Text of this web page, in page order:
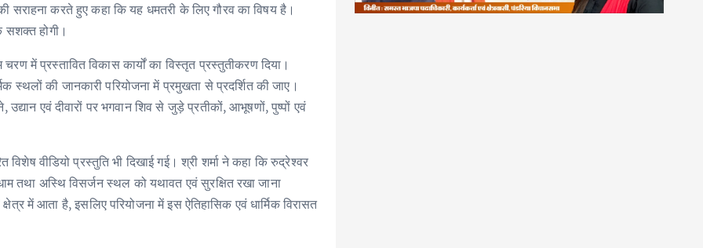
सराहना करते हुए कहा कि यह धमतरी के लिए गौरव का विषय है।
सशक्त होगी।
में प्रस्तावित विकास कार्यों का विस्तृत प्रस्तुतीकरण दिया।
स्थलों की जानकारी परियोजना में प्रमुखता से प्रदर्शित की जाए।
उद्यान एवं दीवारों पर भगवान शिव से जुड़े प्रतीकों, आभूषणों, पुष्पों एवं
विशेष वीडियो प्रस्तुति भी दिखाई गई। श्री शर्मा ने कहा कि रुद्रेश्वर
तथा अस्थि विसर्जन स्थल को यथावत एवं सुरक्षित रखा जाना
में आता है, इसलिए परियोजना में इस ऐतिहासिक एवं धार्मिक विरासत